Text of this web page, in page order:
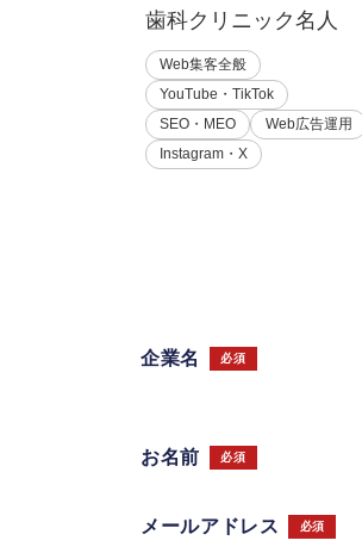
歯科クリニック名人
Web集客全般
YouTube・TikTok
SEO・MEO
Web広告運用
Instagram・X
企業名 必須
お名前 必須
メールアドレス 必須